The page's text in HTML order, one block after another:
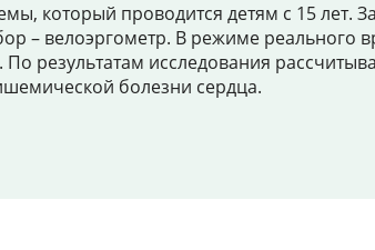
который проводится детям с 15 лет.
– велоэргометр. В режиме реального
результатам исследования
болезни сердца.